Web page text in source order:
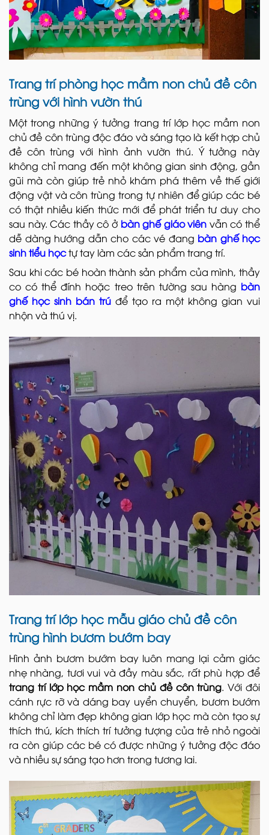
Trang trí phòng học mầm non chủ đề côn
trùng với hình vườn thú
Một trong những ý tưởng trang trí lớp học mầm non
chủ đề côn trùng độc đáo và sáng tạo là kết hợp chủ
đề côn trùng với hình ảnh vườn thú. Ý tưởng này
không chỉ mang đến một không gian sinh động, gần
gũi mà còn giúp trẻ nhỏ khám phá thêm về thế giới
động vật và côn trùng trong tự nhiên để giúp các bé
có thật nhiều kiến thức mới để phát triển tư duy cho
sau này. Các thầy cô ở bàn ghế giáo viên vẫn có thể
dễ dàng hướng dẫn cho các vé đang bàn ghế học
sinh tiểu họctự tay làm các sản phẩm trang trí.
Sau khi các bé hoàn thành sản phẩm của mình, thầy
co có thể đính hoặc treo trên tường sau hàng bàn
ghế học sinh bán trú để tạo ra một không gian vui
nhộn và thú vị.
Trang trí lớp học mẫu giáo chủ đề côn
trùng hình bươm bướm bay
Hình ảnh bươm bướm bay luôn mang lại cảm giác
nhẹ nhàng, tươi vui và đầy màu sắc, rất phù hợp để
trang trí lớp học mầm non chủ đề côn trùng. Với đôi
cánh rực rỡ và dáng bay uyển chuyển, bươm bướm
không chỉ làm đẹp không gian lớp học mà còn tạo sự
thích thú, kích thích trí tưởng tượng của trẻ nhỏ ngoài
ra còn giúp các bé có được những ý tưởng độc đáo
và nhiều sự sáng tạo hơn trong tương lai.